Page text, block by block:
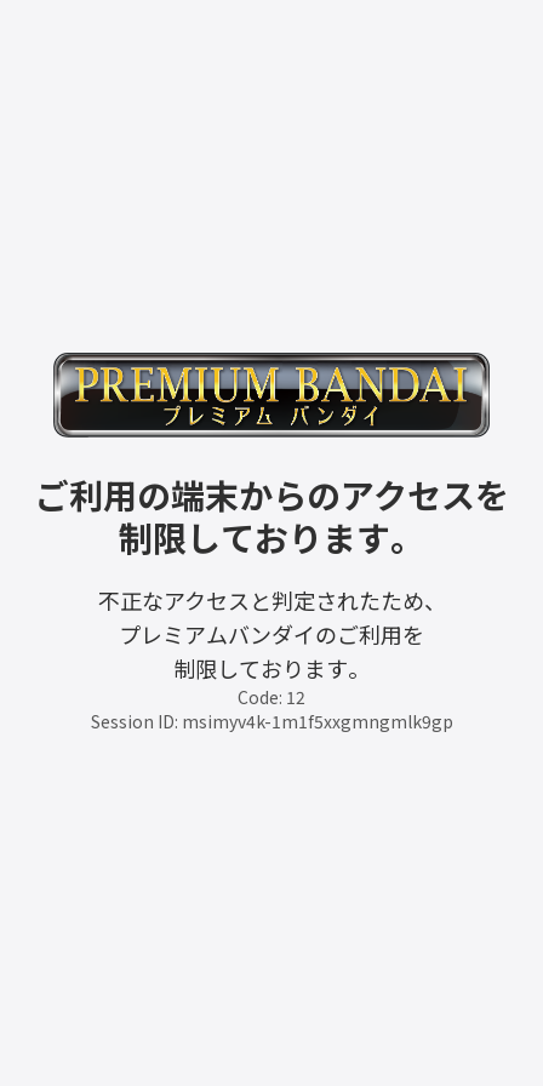
ご利用の端末からのアクセスを
制限しております。
不正なアクセスと判定されたため、
プレミアムバンダイのご利用を
制限しております。
Code: 12
Session ID: msimyv4k-1m1f5xxgmngmlk9gp